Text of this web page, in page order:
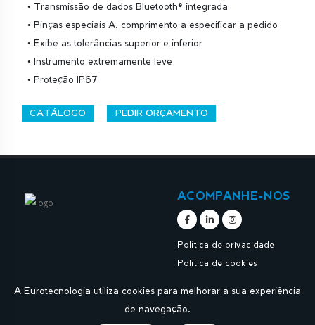
A Eurotecnologia utiliza cookies para melhorar a sua experiência
de navegação.
• Transmissão de dados Bluetooth® integrada
• Pinças especiais A, comprimento a especificar a pedido
• Exibe as tolerâncias superior e inferior
• Instrumento extremamente leve
• Proteção IP67
CATÁLOGO PEDIR ORÇAMENTO
ACOMPANHE-NOS
Política de privacidade
Política de cookies